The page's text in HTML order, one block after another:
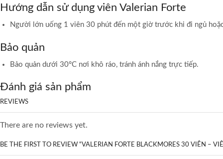
Hướng dẫn sử dụng viên Valerian Forte
Người lớn uống 1 viên 30 phút đến một giờ trước khi đi ngủ
Bảo quản
Bảo quản dưới 30°C nơi khô ráo, tránh ánh nắng trực tiếp.
Đánh giá sản phẩm
REVIEWS
There are no reviews yet.
BE THE FIRST TO REVIEW “VALERIAN FORTE BLACKMORES 30 VIÊN –